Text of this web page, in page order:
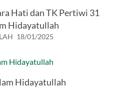
Hati dan TK Pertiwi 31
Hidayatullah
18/01/2025
Hidayatullah